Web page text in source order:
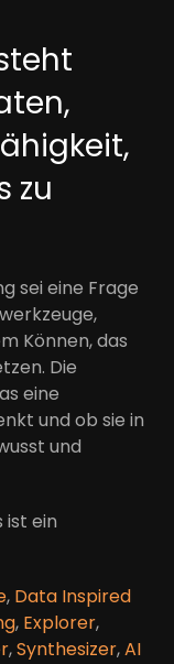
zu
sei eine Frage
Können, das
Die
eine
und ob sie in
und
ist ein
, Data Inspired
, Explorer,
,Synthesizer,AI